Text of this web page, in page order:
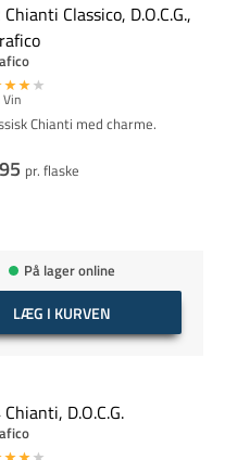
Classico, D.O.C.G.,
Chianti med charme.
pr. flaske
På lager online
LÆG I KURVEN
D.O.C.G.